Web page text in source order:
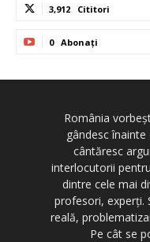
3,912 Cititori
0 Abonați
România
gândesc
cântăresc
interlocutorii
dintre cele mai
profesori, experți.
reală,
Pe cât se